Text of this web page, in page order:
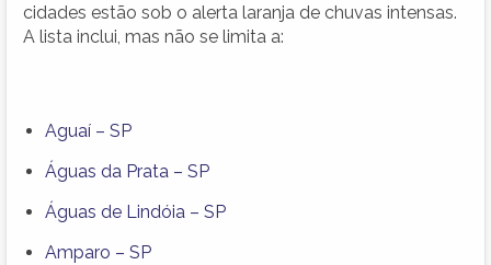
cidades estão sob o alerta laranja de chuvas intensas.
A lista inclui, mas não se limita a:
Aguaí – SP
Águas da Prata – SP
Águas de Lindóia – SP
Amparo – SP